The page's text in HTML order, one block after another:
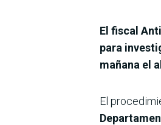
El fiscal
para
mañana el
El